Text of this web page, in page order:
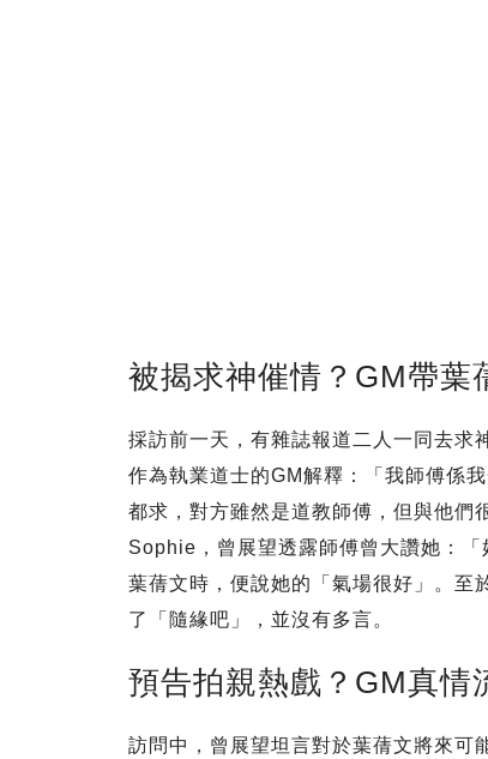
被揭求神催情？GM帶葉
採訪前一天，有雜誌報道二人一同去求
作為執業道士的GM解釋：「我師傅係
都求，對方雖然是道教師傅，但與他們
Sophie，曾展望透露師傅曾大讚她：
葉蒨文時，便說她的「氣場很好」。至
了「隨緣吧」，並沒有多言。
預告拍親熱戲？GM真情
訪問中，曾展望坦言對於葉蒨文將來可